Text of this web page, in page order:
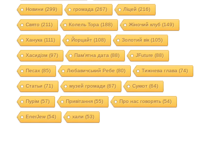
Новини (299) громада (267) Ліцей (216)
Свято (211) Колель Тора (188) Жіночий клуб (149)
Ханука (111) Йорцайт (108) Золотий вік(105)
Хасидізм (97) Пам'ятна дата (88) JFuture (88)
Песах(85) Любавичський Ребе (80) Тижнева глава (74)
Статьи (71) музей громади (67) Суккот (64)
Пурім (57) Привітання(55) Про нас говорять (54)
EnerJew(54) хали (53)